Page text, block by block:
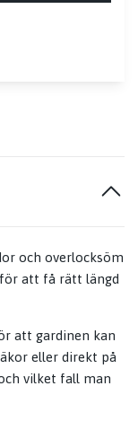
och overlocksöm
att få rätt längd
att gardinen kan
eller direkt på
vilket fall man